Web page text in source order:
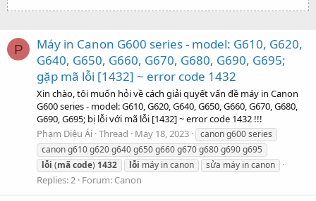
P
Máy in Canon G600 series - model: G610, G620,
G640, G650, G660, G670, G680, G690, G695;
gặp mã lỗi [1432] ~ error code 1432
Xin chào, tôi muốn hỏi về cách giải quyết vấn đề máy in Canon
G600 series - model: G610, G620, G640, G650, G660, G670, G680,
G690, G695; bị lỗi với mã lỗi [1432] ~ error code 1432 !!!
Phạm Diệu Ái Thread May 18, 2023
canon g600 series
canon g610 g620 g640 g650 g660 g670 g680 g690 g695
lỗi (mãcode) 1432 lỗi máy in canon sửa máy in canon
Replies: 2 Forum: Canon